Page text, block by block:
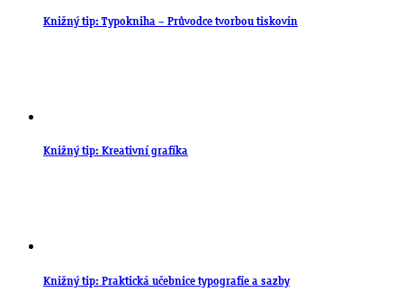
Knižný tip: Typokniha – Průvodce tvorbou tiskovin
Knižný tip: Kreativní grafika
Knižný tip: Praktická učebnice typografie a sazby